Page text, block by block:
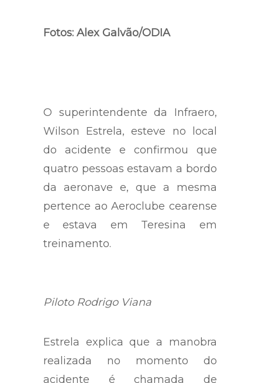
Fotos: Alex Galvão/ODIA
O superintendente da Infraero,
Wilson Estrela, esteve no local
do acidente e confirmou que
quatro pessoas estavam a bordo
da aeronave e, que a mesma
pertence ao Aeroclube cearense
e estava em Teresina em
treinamento.
Piloto Rodrigo Viana
Estrela explica que a manobra
realizada no momento do
acidente é chamada de